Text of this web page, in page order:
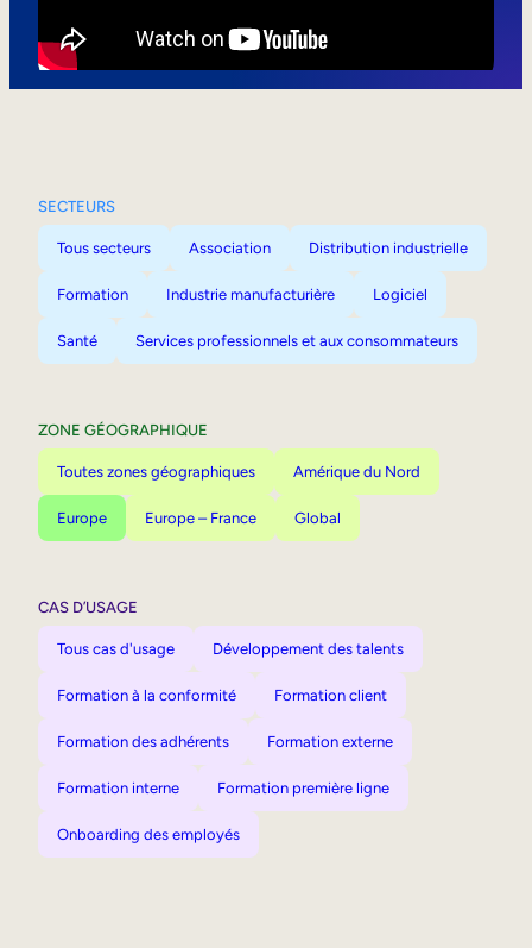
SECTEURS
Tous secteurs Association Distribution industrielle
Formation Industrie manufacturière Logiciel
Santé Services professionnels et aux consommateurs
ZONE GÉOGRAPHIQUE
Toutes zones géographiques Amérique du Nord
Europe Europe – France Global
CAS D’USAGE
Tous cas d'usage Développement des talents
Formation à la conformité Formation client
Formation des adhérents Formation externe
Formation interne Formation première ligne
Onboarding des employés